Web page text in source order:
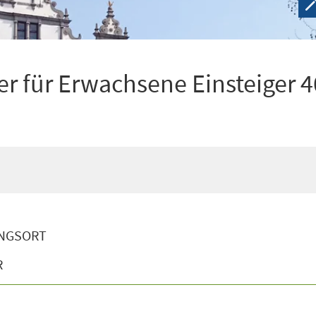
für Erwachsene Einsteiger